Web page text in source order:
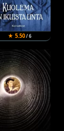
★ 5.50/ 6